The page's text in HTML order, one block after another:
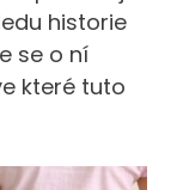
historie
se o ní
které tuto